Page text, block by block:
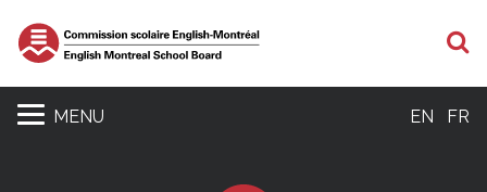
MENU EN FR